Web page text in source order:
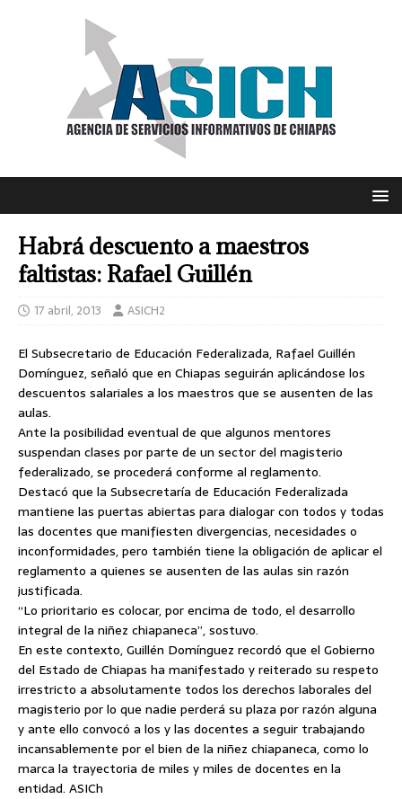
Habrá descuento a maestros
faltistas: Rafael Guillén
17 abril, 2013 ASICH2
El Subsecretario de Educación Federalizada, Rafael Guillén
Domínguez, señaló que en Chiapas seguirán aplicándose los
descuentos salariales a los maestros que se ausenten de las
aulas.
Ante la posibilidad eventual de que algunos mentores
suspendan clases por parte de un sector del magisterio
federalizado, se procederá conforme al reglamento.
Destacó que la Subsecretaría de Educación Federalizada
mantiene las puertas abiertas para dialogar con todos y todas
las docentes que manifiesten divergencias, necesidades o
inconformidades, pero también tiene la obligación de aplicar el
reglamento a quienes se ausenten de las aulas sin razón
justificada.
“Lo prioritario es colocar, por encima de todo, el desarrollo
integral de la niñez chiapaneca”, sostuvo.
En este contexto, Guillén Domínguez recordó que el Gobierno
del Estado de Chiapas ha manifestado y reiterado su respeto
irrestricto a absolutamente todos los derechos laborales del
magisterio por lo que nadie perderá su plaza por razón alguna
y ante ello convocó a los y las docentes a seguir trabajando
incansablemente por el bien de la niñez chiapaneca, como lo
marca la trayectoria de miles y miles de docentes en la
entidad. ASICh